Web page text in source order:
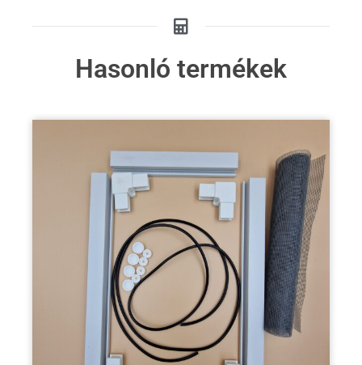
Hasonló termékek